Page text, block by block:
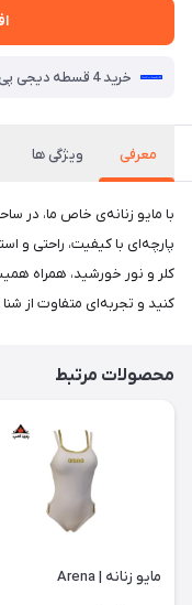
خرید 4 قسطه دیجی پی
معرفی ویژگی ها
با مایو زنانه‌ی خاص ما، در
پارچه‌ای با کیفیت، راحتی و
کلر و نور خورشید، همراه
کنید و تجربه‌ای متفاوت از
محصولات مرتبط
مایو زنانه | Arena